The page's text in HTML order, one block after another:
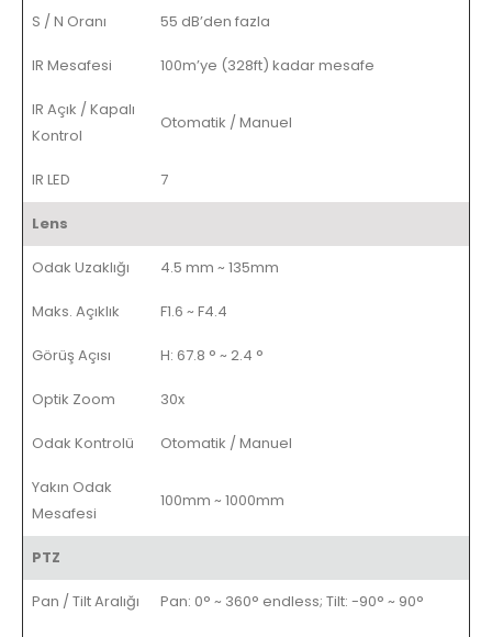
S / N Oranı 55 dB’den fazla
IR Mesafesi 100m’ye (328ft) kadar mesafe
IR Açık / Kapalı
Kontrol
Otomatik / Manuel
IR LED 7
Lens
Odak Uzaklığı 4.5 mm ~ 135mm
Maks. Açıklık F1.6 ~ F4.4
Görüş Açısı H: 67.8 ° ~ 2.4 °
Optik Zoom 30x
Odak Kontrolü Otomatik / Manuel
Yakın Odak
Mesafesi
100mm ~ 1000mm
PTZ
Pan / Tilt Aralığı Pan: 0° ~ 360° endless; Tilt: -90° ~ 90°